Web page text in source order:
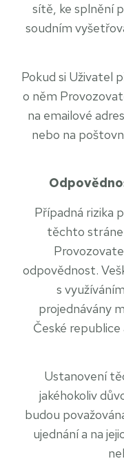
sítě, ke splnění
soudním
Pokud si Uživatel
o něm
na emailové
nebo na
Případná rizika
těchto
odpovědnost.
s
projednávány
České republice
Ustanovení
jakéhokoliv
budou
ujednání a na